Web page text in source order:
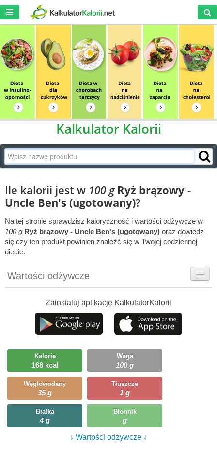
Kalkulator Kalorii
Ile kalorii jest w 100 g Ryż brązowy -
Uncle Ben's (ugotowany)?
Na tej stronie sprawdzisz kaloryczność i wartości odżywcze w
100 g Ryż brązowy - Uncle Ben's (ugotowany) oraz dowiedz
się czy ten produkt powinien znaleźć się w Twojej codziennej
diecie.
Wartości odżywcze
Ciekawostki
Ile możesz zjeść?
Zainstaluj aplikację KalkulatorKalorii
Kalorie
168 kcal
Waga
100 g
Węglowodany
35 g
Tłuszcze
1 g
Białka
4 g
Błonnik
g
↓ Wartości odżywcze ↓